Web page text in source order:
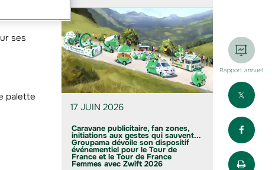
ses
palette
17 JUIN 2026
Caravane publicitaire, fan zones,
initiations aux gestes qui sauvent...
Groupama dévoile son dispositif
événementiel pour le Tour de
France et le Tour de France
Femmes avec Zwift 2026
Rapport annuel